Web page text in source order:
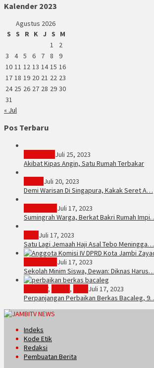
Kalender 2023
Agustus 2026
S
S R K J S
M
1
2
3
4 5 6 7 8
9
10 11 12 13 14 15 16
17 18 19 20 21 22 23
24 25 26 27 28 29 30
31
« Jul
Pos Terbaru
Juli 25, 2023
Akibat Kipas Angin, Satu Rumah Terbakar
Juli 20, 2023
Demi Warisan Di Singapura, Kakak Seret A…
Juli 17, 2023
Sumingrah Warga, Berkat Bakri Rumah
Juli 17, 2023
Satu Lagi Jemaah Haji Asal Tebo Meningga…
Juli 17, 2023
Sekolah Minim Siswa, Dewan: Diknas Harus…
, ,
Juli 17, 2023
Perpanjangan Perbaikan Berkas Bacaleg,
Indeks
Kode Etik
Redaksi
Pembuatan Berita